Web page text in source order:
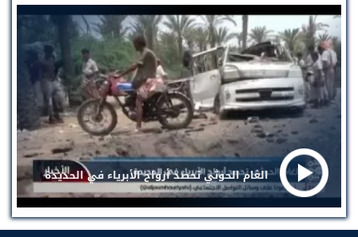
الغام الحوثي تحصد أرواح الأبرياء في الحديدة